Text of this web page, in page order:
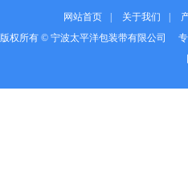
网站首页 关于我们
版权所有 © 宁波太平洋包装带有限公司 专